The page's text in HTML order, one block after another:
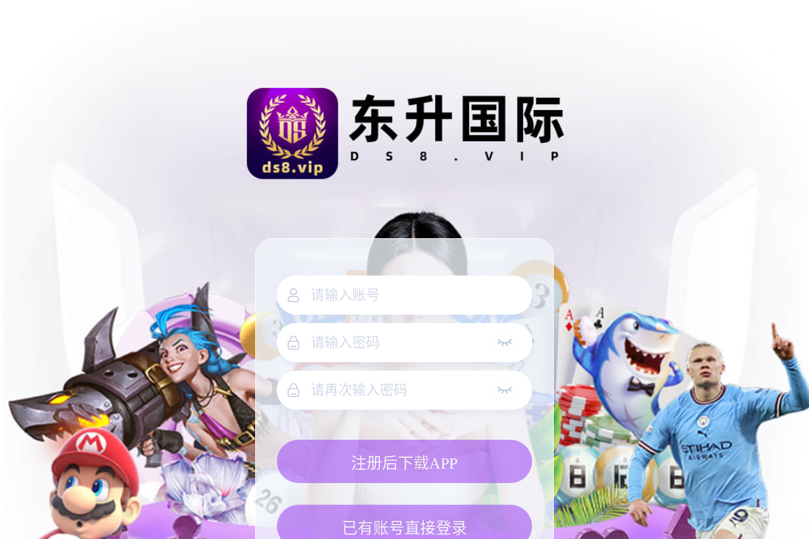
注册后下载APP
已有账号直接登录